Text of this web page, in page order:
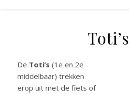
Toti’s
De Toti’s (1e en 2e
middelbaar) trekken
erop uit met de fiets of